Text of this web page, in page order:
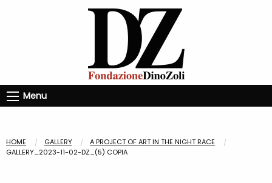
Menu
HOME GALLERY
A PROJECT OF ART IN THE NIGHT RACE
GALLERY_2023-11-02-DZ_(5) COPIA